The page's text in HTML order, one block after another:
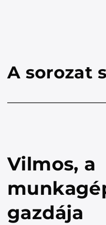
A sorozat
Vilmos, a
gazdája